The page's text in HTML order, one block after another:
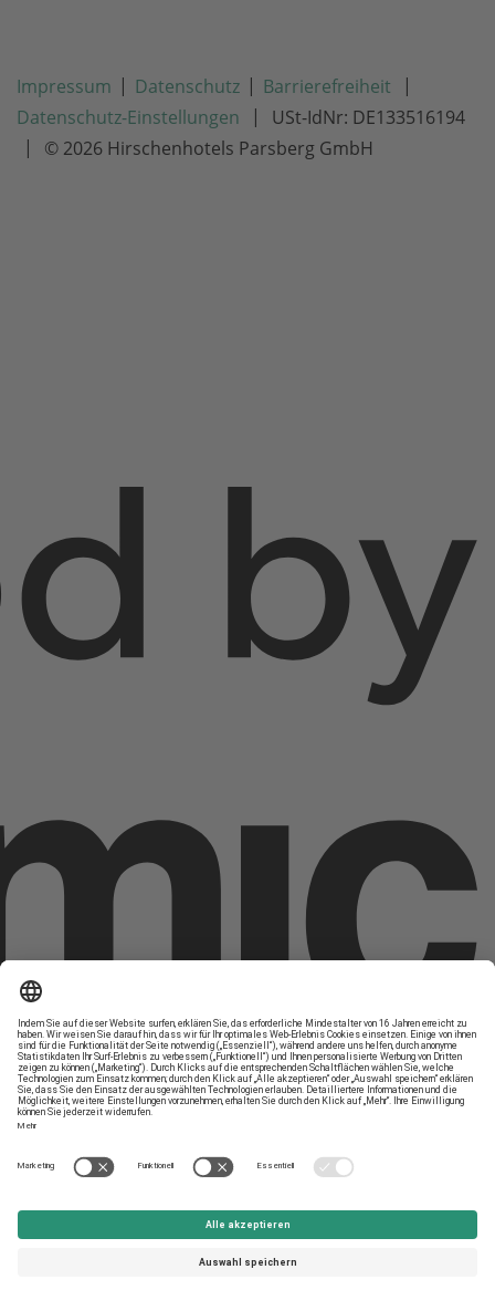
Impressum | Datenschutz | Barrierefreiheit
|
Datenschutz-Einstellungen
|
USt-IdNr: DE133516194
|
© 2026 Hirschenhotels Parsberg GmbH